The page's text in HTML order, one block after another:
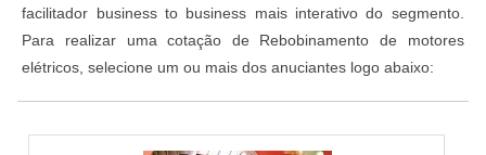
facilitador business to business mais interativo do segmento.
Para realizar uma cotação de Rebobinamento de motores
elétricos, selecione um ou mais dos anuciantes logo abaixo: